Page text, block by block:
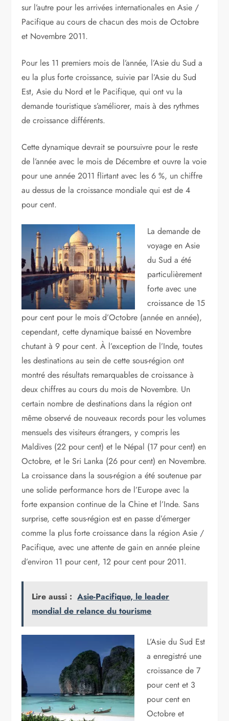
sur l’autre pour les arrivées internationales en Asie /
Pacifique au cours de chacun des mois de Octobre
et Novembre 2011.
Pour les 11 premiers mois de l’année, l’Asie du Sud a
eu la plus forte croissance, suivie par l’Asie du Sud
Est, Asie du Nord et le Pacifique, qui ont vu la
demande touristique s’améliorer, mais à des rythmes
de croissance différents.
Cette dynamique devrait se poursuivre pour le reste
de l’année avec le mois de Décembre et ouvre la voie
pour une année 2011 flirtant avec les 6 %, un chiffre
au dessus de la croissance mondiale qui est de 4
pour cent.
La demande de
voyage en Asie
du Sud a été
particulièrement
forte avec une
croissance de 15
pour cent pour le mois d’Octobre (année en année),
cependant, cette dynamique baissé en Novembre
chutant à 9 pour cent. À l’exception de l’Inde, toutes
les destinations au sein de cette sous-région ont
montré des résultats remarquables de croissance à
deux chiffres au cours du mois de Novembre. Un
certain nombre de destinations dans la région ont
même observé de nouveaux records pour les volumes
mensuels des visiteurs étrangers, y compris les
Maldives (22 pour cent) et le Népal (17 pour cent) en
Octobre, et le Sri Lanka (26 pour cent) en Novembre.
La croissance dans la sous-région a été soutenue par
une solide performance hors de l’Europe avec la
forte expansion continue de la Chine et l’Inde. Sans
surprise, cette sous-région est en passe d’émerger
comme la plus forte croissance dans la région Asie /
Pacifique, avec une attente de gain en année pleine
d’environ 11 pour cent, 12 pour cent pour 2011.
Lire aussi : Asie-Pacifique, le leader
mondial de relance du tourisme
L’Asie du Sud Est
a enregistré une
croissance de 7
pour cent et 3
pour cent en
Octobre et